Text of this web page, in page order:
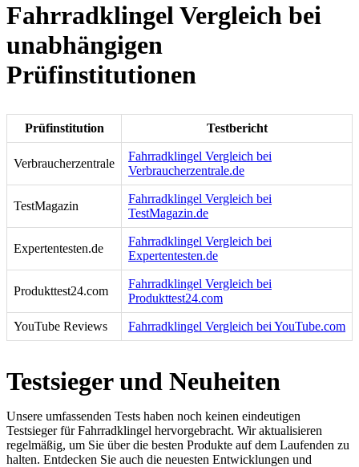
Fahrradklingel Vergleich bei
unabhängigen
Prüfinstitutionen
Prüfinstitution Testbericht
Verbraucherzentrale
Fahrradklingel Vergleich bei
Verbraucherzentrale.de
TestMagazin
Fahrradklingel Vergleich bei
TestMagazin.de
Expertentesten.de
Fahrradklingel Vergleich bei
Expertentesten.de
Produkttest24.com
Fahrradklingel Vergleich bei
Produkttest24.com
YouTube Reviews Fahrradklingel Vergleich bei YouTube.com
Testsieger und Neuheiten
Unsere umfassenden Tests haben noch keinen eindeutigen
Testsieger für Fahrradklingel hervorgebracht. Wir aktualisieren
regelmäßig, um Sie über die besten Produkte auf dem Laufenden zu
halten. Entdecken Sie auch die neuesten Entwicklungen und